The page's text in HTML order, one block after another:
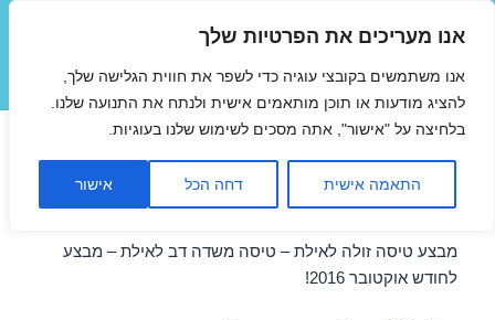
אנו מעריכים את הפרטיות שלך
אנו משתמשים בקובצי עוגיה כדי לשפר את חווית הגלישה שלך,
להציג מודעות או תוכן מותאמים אישית ולנתח את התנועה שלנו.
בלחיצה על "אישור", אתה מסכים לשימוש שלנו בעוגיות.
התאמה אישית דחה הכל אישור
תפריטים
ווידג'טים
טיסות זולות לאילת משדה דב
04/10/2016
מבצע טיסה זולה לאילת – טיסה משדה דב לאילת – מבצע
לחודש אוקטובר 2016!